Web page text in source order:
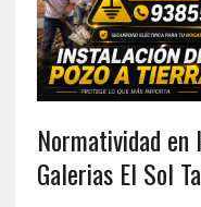
Normatividad
Galerias El Sol